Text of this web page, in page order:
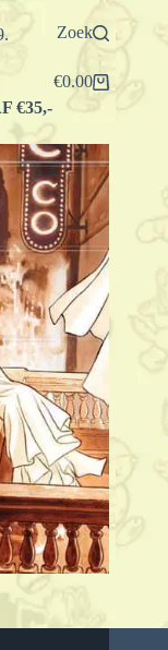
Zoek
Winkelwagen
€0.00
€35,-